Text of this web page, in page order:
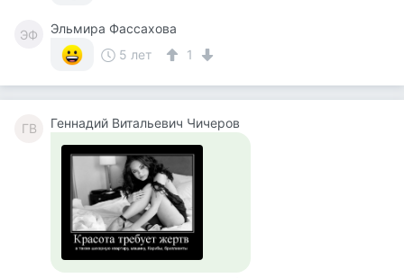
ЭФ
Эльмира Фассахова
5 лет
1
ГВ Геннадий Витальевич Чичеров